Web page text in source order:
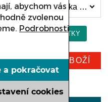
Obslužná chladicí vitrína COLD VIGO, W-18w délka 1845 mm (62 297 Kč)
KOUPIT ZBOŽÍ
abychom vás
zvolenou
Podrobnosti
cookies
a pokračovat